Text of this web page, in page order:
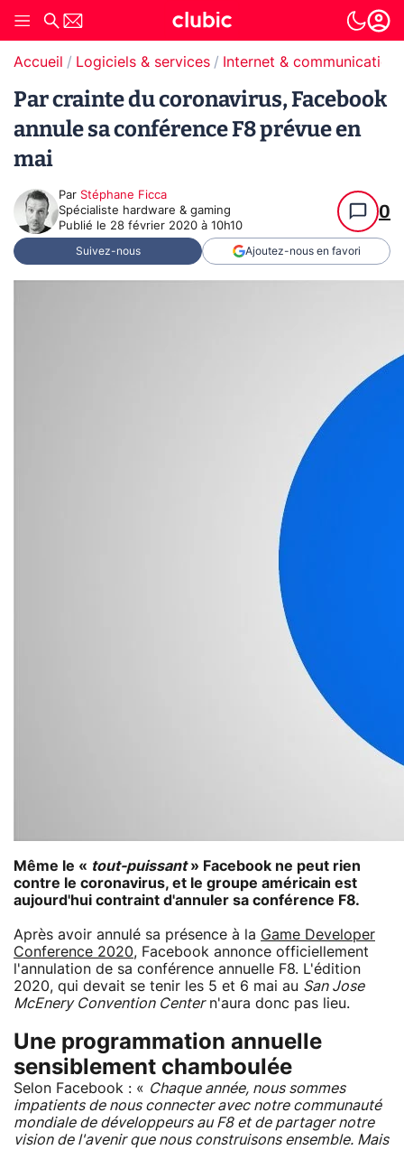
Accueil Logiciels & services Internet & communication
Par crainte du coronavirus, Facebook
annule sa conférence F8 prévue en
mai
Par Stéphane Ficca
Spécialiste hardware & gaming
Publié le 28 février 2020 à 10h10
0
Suivez-nous Ajoutez-nous en favori
Même le « tout-puissant» Facebook ne peut rien
contre le coronavirus, et le groupe américain est
aujourd'hui contraint d'annuler sa conférence F8.
Après avoir annulé sa présence à la Game Developer
Conference 2020, Facebook annonce officiellement
l'annulation de sa conférence annuelle F8. L'édition
2020, qui devait se tenir les 5 et 6 mai au San Jose
McEnery Convention Centern'aura donc pas lieu.
Une programmation annuelle
sensiblement chamboulée
Selon Facebook : « Chaque année, nous sommes
impatients de nous connecter avec notre communauté
mondiale de développeurs au F8 et de partager notre
vision de l'avenir que nous construisons ensemble. Mais